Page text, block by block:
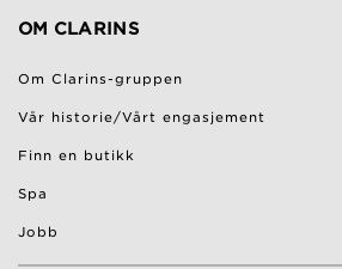
OM CLARINS
Om Clarins-gruppen
Vår historie/Vårt engasjement
Finn en butikk
Spa
Jobb